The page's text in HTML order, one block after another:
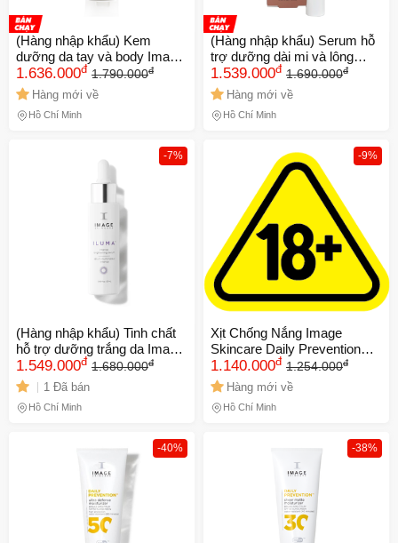
(Hàng nhập khẩu) Kem
dưỡng da tay và body Image
Vital C Hydrating Hand And
Body Lotion
1.636.000đ 1.790.000đ
Hàng mới về
Hồ Chí Minh
(Hàng nhập khẩu) Serum hỗ
trợ dưỡng dài mi và lông
mày Image I Beauty Brow
and Lash Enhancement
1.539.000đ 1.690.000đ
Hàng mới về
Hồ Chí Minh
-7%
(Hàng nhập khẩu) Tinh chất
hỗ trợ dưỡng trắng da Image
Iluma Brightening Serum
1.549.000đ 1.680.000đ
1 Đã bán
Hồ Chí Minh
-9%
Xịt Chống Nắng Image
Skincare Daily Prevention
Mist SPF 30 - 100ml - Bảo
Vệ Da Trước Tia UV, Tăng
Cường Độ Ẩm, Giúp Làm
Tươi Mới Da 743574
1.140.000đ 1.254.000đ
Hàng mới về
Hồ Chí Minh
-40% -38%